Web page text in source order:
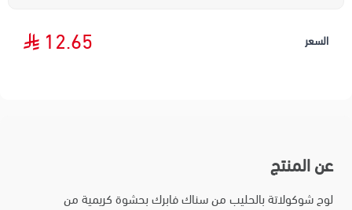
السعر 12.65
عن المنتج
لوح شوكولاتة بالحليب من سناك فابرك بحشوة كريمية من